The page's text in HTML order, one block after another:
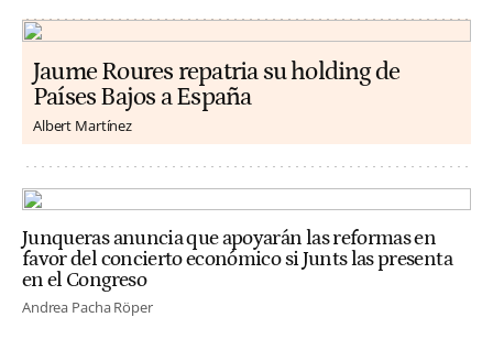
Jaume Roures repatria su holding de
Países Bajos a España
Albert Martínez
Junqueras anuncia que apoyarán las reformas en
favor del concierto económico si Junts las presenta
en el Congreso
Andrea Pacha Röper